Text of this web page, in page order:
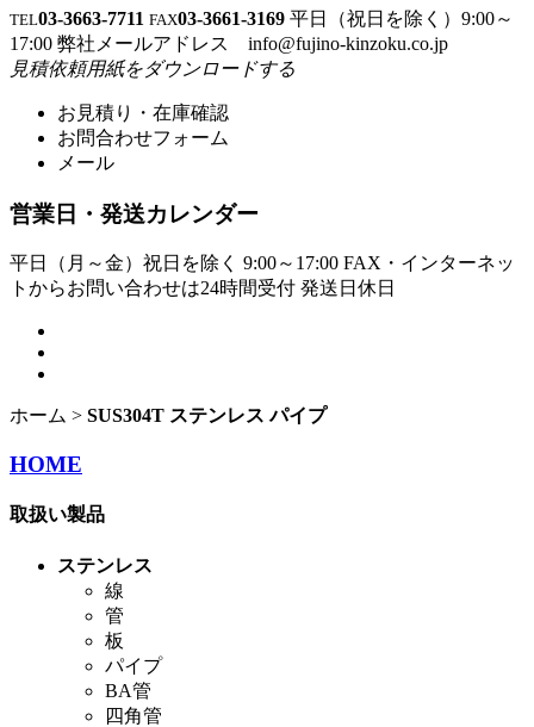
TEL03-3663-7711 FAX03-3661-3169 平日（祝日を除く）9:00～
17:00 弊社メールアドレス info@fujino-kinzoku.co.jp
見積依頼用紙をダウンロードする
お見積り・在庫確認
お問合わせフォーム
メール
営業日・発送カレンダー
平日（月～金）祝日を除く 9:00～17:00 FAX・インターネッ
トからお問い合わせは24時間受付 発送日 休日
ホーム > SUS304T ステンレス パイプ
HOME
取扱い製品
ステンレス
線
管
板
パイプ
BA管
四角管